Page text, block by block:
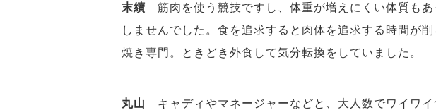
末續 筋肉を使う競技ですし、体重が増えにくい体質も
しませんでした。食を追求すると肉体を追求する時間が
焼き専門。ときどき外食して気分転換をしていました。
丸山 キャディやマネージャーなどと、大人数でワイワ